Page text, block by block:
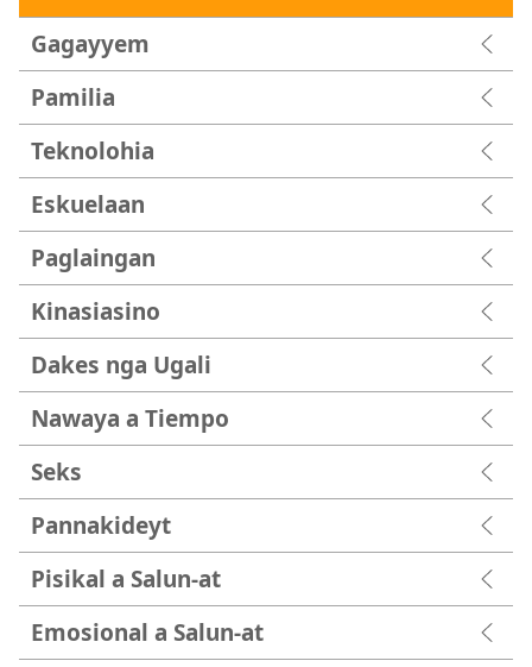
Gagayyem
Pamilia
Teknolohia
Eskuelaan
Paglaingan
Kinasiasino
Dakes nga Ugali
Nawaya a Tiempo
Seks
Pannakideyt
Pisikal a Salun-at
Emosional a Salun-at